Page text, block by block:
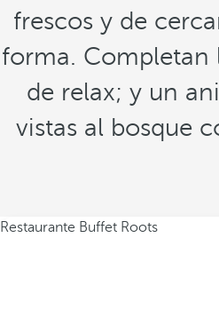
frescos y de
forma. Completan
de relax; y un
vistas al bosque
Restaurante Buffet Roots